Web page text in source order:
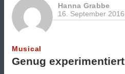
Hanna Grabbe
16. September 2016
Musical
Genug experimentiert